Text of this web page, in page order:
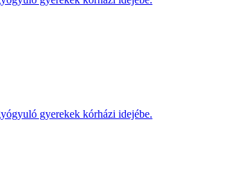
gyerekek kórházi idejébe.